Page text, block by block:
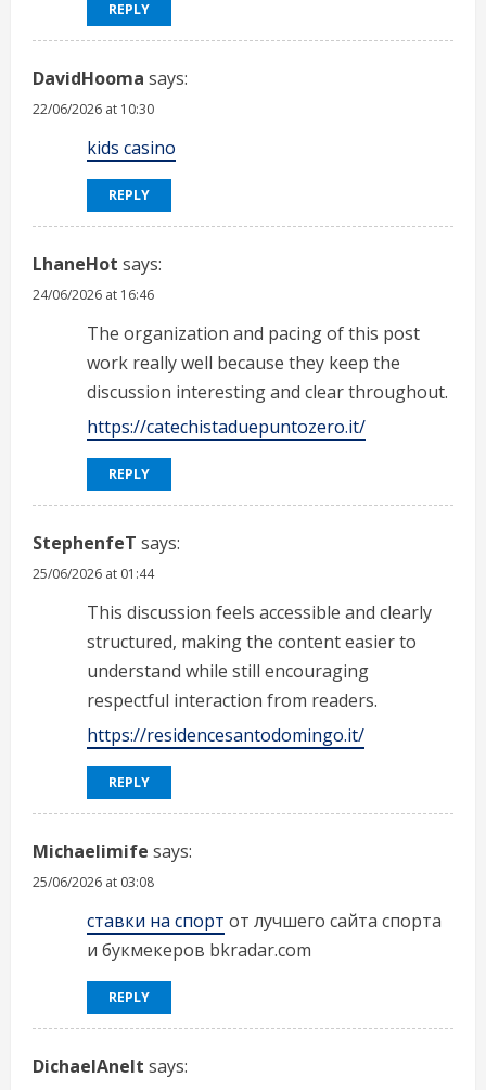
REPLY
DavidHooma says:
22/06/2026 at 10:30
kids casino
REPLY
LhaneHot says:
24/06/2026 at 16:46
The organization and pacing of this post
work really well because they keep the
discussion interesting and clear throughout.
https://catechistaduepuntozero.it/
REPLY
StephenfeT says:
25/06/2026 at 01:44
This discussion feels accessible and clearly
structured, making the content easier to
understand while still encouraging
respectful interaction from readers.
https://residencesantodomingo.it/
REPLY
Michaelimife says:
25/06/2026 at 03:08
ставки на спорт от лучшего сайта спорта
и букмекеров bkradar.com
REPLY
DichaelAnelt says: